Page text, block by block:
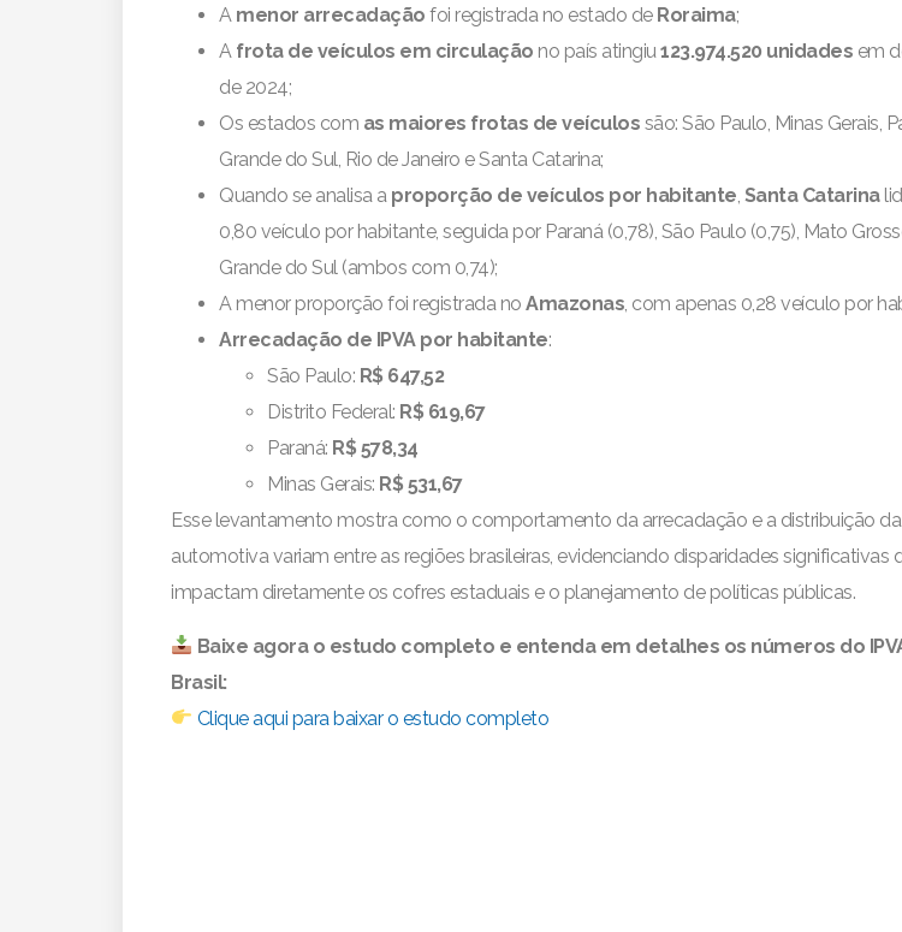
A menor arrecadação foi registrada no estado de Roraima;
A frota de veículos em circulação no país atingiu123.974.520 unidades em
de 2024;
Os estados com as maiores frotas de veículos são: São Paulo, Minas Gerais,
Grande do Sul, Rio de Janeiro e Santa Catarina;
Quando se analisa a proporção de veículos por habitante, Santa Catarina
0,80 veículo por habitante, seguida por Paraná (0,78), São Paulo (0,75), Mato
Grande do Sul (ambos com 0,74);
A menor proporção foi registrada no Amazonas, com apenas 0,28 veículo por
Arrecadação de IPVA por habitante:
São Paulo: R$ 647,52
Distrito Federal: R$ 619,67
Paraná: R$ 578,34
Minas Gerais: R$ 531,67
Esse levantamento mostra como o comportamento da arrecadação e a distribuição
automotiva variam entre as regiões brasileiras, evidenciando disparidades significativas
impactam diretamente os cofres estaduais e o planejamento de políticas públicas.
Baixe agora o estudo completo e entenda em detalhes os números do
Brasil:
Clique aqui para baixar o estudo completo